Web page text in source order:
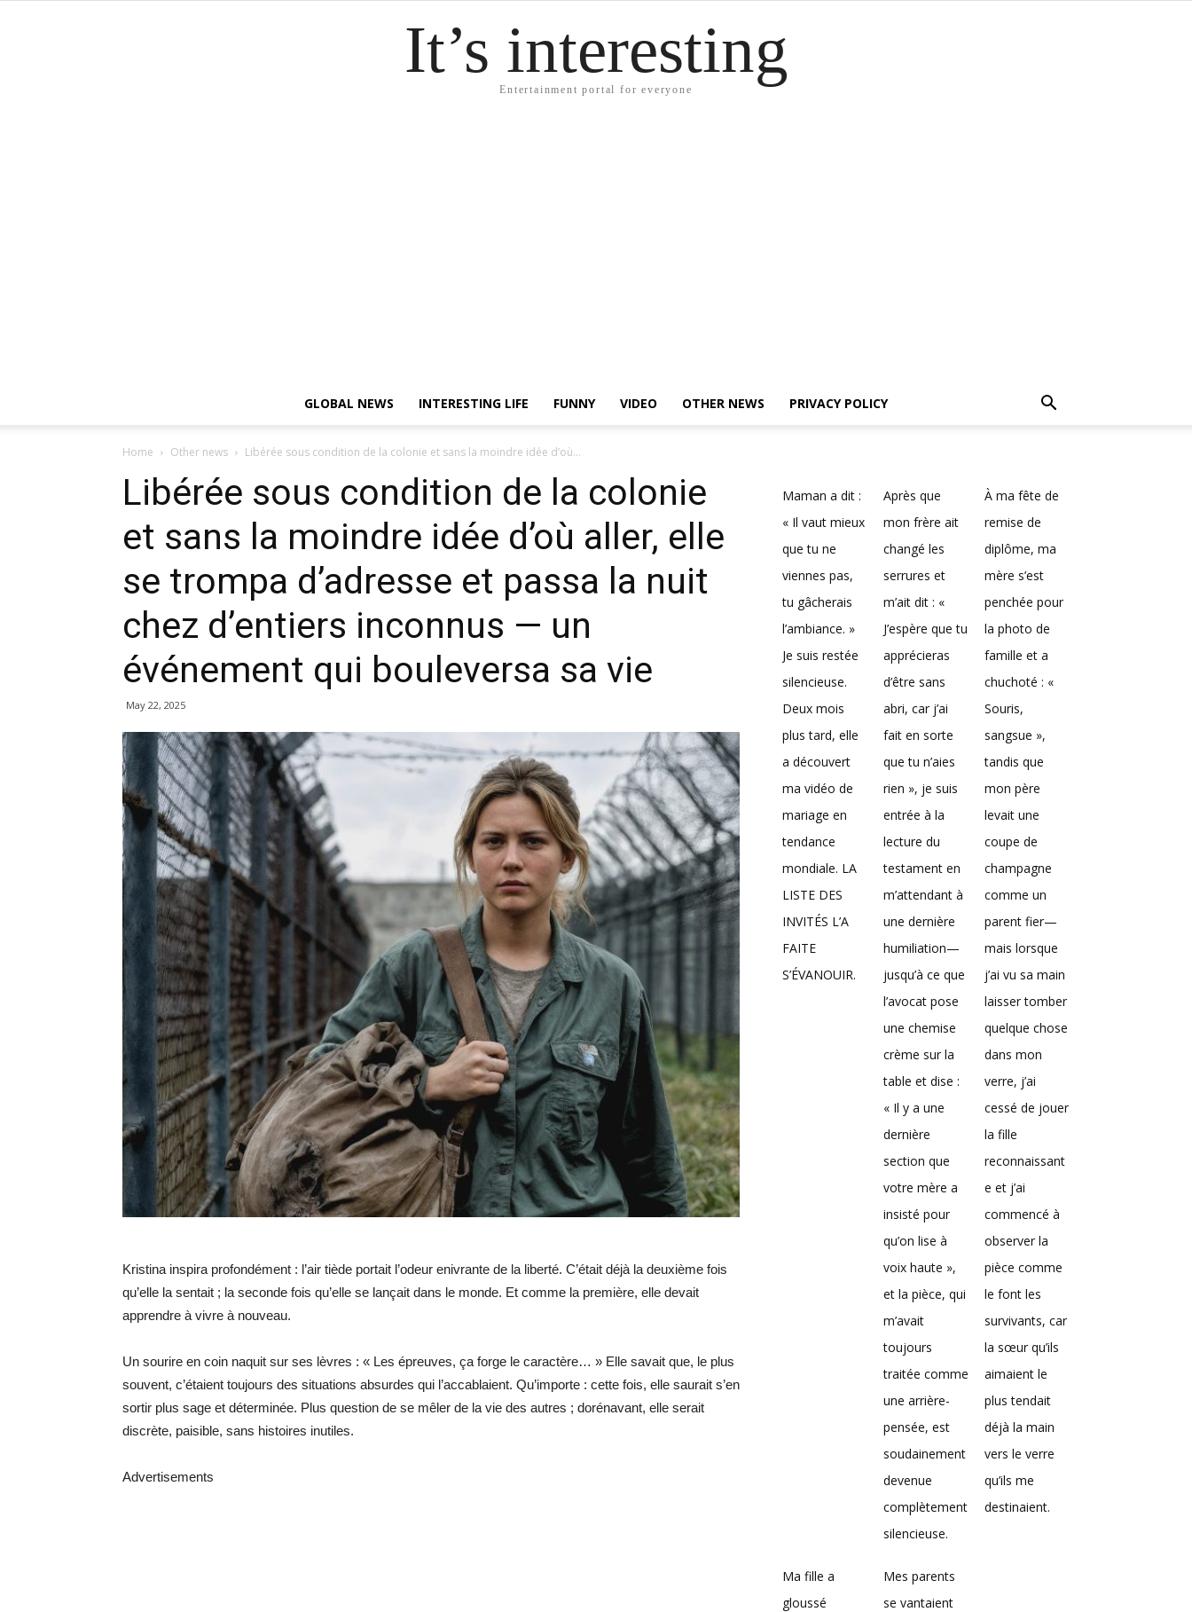
It’s interesting
Entertainment portal for everyone
GLOBAL NEWS INTERESTING LIFE FUNNY VIDEO OTHER NEWS PRIVACY POLICY
Home Other news Libérée sous condition de la colonie et sans la moindre idée d’où...
Libérée sous condition de la colonie
et sans la moindre idée d’où aller, elle
se trompa d’adresse et passa la nuit
chez d’entiers inconnus — un
événement qui bouleversa sa vie
May 22, 2025
Kristina inspira profondément : l’air tiède portait l’odeur enivrante de la liberté. C’était déjà la deuxième fois
qu’elle la sentait ; la seconde fois qu’elle se lançait dans le monde. Et comme la première, elle devait
apprendre à vivre à nouveau.
Un sourire en coin naquit sur ses lèvres : « Les épreuves, ça forge le caractère… » Elle savait que, le plus
souvent, c’étaient toujours des situations absurdes qui l’accablaient. Qu’importe : cette fois, elle saurait s’en
sortir plus sage et déterminée. Plus question de se mêler de la vie des autres ; dorénavant, elle serait
discrète, paisible, sans histoires inutiles.
Advertisements
Maman a dit :
« Il vaut mieux
que tu ne
viennes pas,
tu gâcherais
l’ambiance. »
Je suis restée
silencieuse.
Deux mois
plus tard, elle
a découvert
ma vidéo de
mariage en
tendance
mondiale. LA
LISTE DES
INVITÉS L’A
FAITE
S’ÉVANOUIR.
Après que
mon frère ait
changé les
serrures et
m’ait dit : «
J’espère que tu
apprécieras
d’être sans
abri, car j’ai
fait en sorte
que tu n’aies
rien », je suis
entrée à la
lecture du
testament en
m’attendant à
une dernière
humiliation—
jusqu’à ce que
l’avocat pose
une chemise
crème sur la
table et dise :
« Il y a une
dernière
section que
votre mère a
insisté pour
qu’on lise à
voix haute »,
et la pièce, qui
m’avait
toujours
traitée comme
une arrière-
pensée, est
soudainement
devenue
complètement
silencieuse.
À ma fête de
remise de
diplôme, ma
mère s’est
penchée pour
la photo de
famille et a
chuchoté : «
Souris,
sangsue »,
tandis que
mon père
levait une
coupe de
champagne
comme un
parent fier—
mais lorsque
j’ai vu sa main
laisser tomber
quelque chose
dans mon
verre, j’ai
cessé de jouer
la fille
reconnaissant
e et j’ai
commencé à
observer la
pièce comme
le font les
survivants, car
la sœur qu’ils
aimaient le
plus tendait
déjà la main
vers le verre
qu’ils me
destinaient.
Ma fille a
gloussé
Mes parents
se vantaient